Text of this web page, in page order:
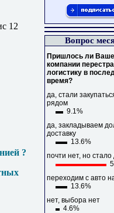
12
?
Вопрос
Пришлось ли
компании
логистику в
время?
да, стали
рядом
9.1%
да, закладываем
доставку
13.6%
почти нет, но
переходим с авто
13.6%
нет, выбора нет
4.6%